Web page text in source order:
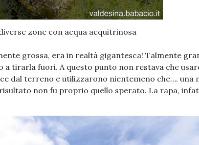
zone con acqua acquitrinosa
grossa, era in realtà gigantesca! Talmente
a tirarla fuori. A questo punto non restava che
dal terreno e utilizzarono nientemeno che…. una
non fu proprio quello sperato. La rapa,